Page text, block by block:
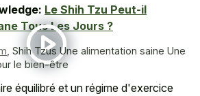
Le Shih Tzu Peut-il
Tous Les Jours ?
Shih Tzus Une alimentation saine Une
le bien-être
équilibré et un régime d'exercice